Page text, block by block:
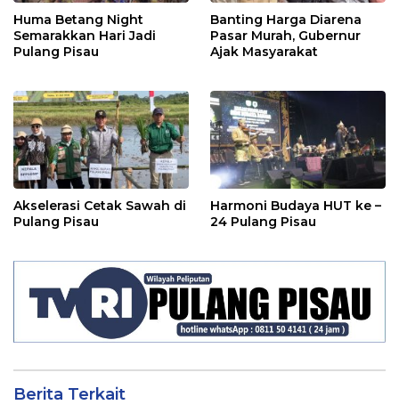
Huma Betang Night
Semarakkan Hari Jadi
Pulang Pisau
Banting Harga Diarena
Pasar Murah, Gubernur
Ajak Masyarakat
Akselerasi Cetak Sawah di
Pulang Pisau
Harmoni Budaya HUT ke –
24 Pulang Pisau
Berita Terkait